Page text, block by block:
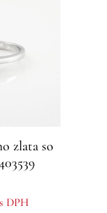
zlata so
s DPH